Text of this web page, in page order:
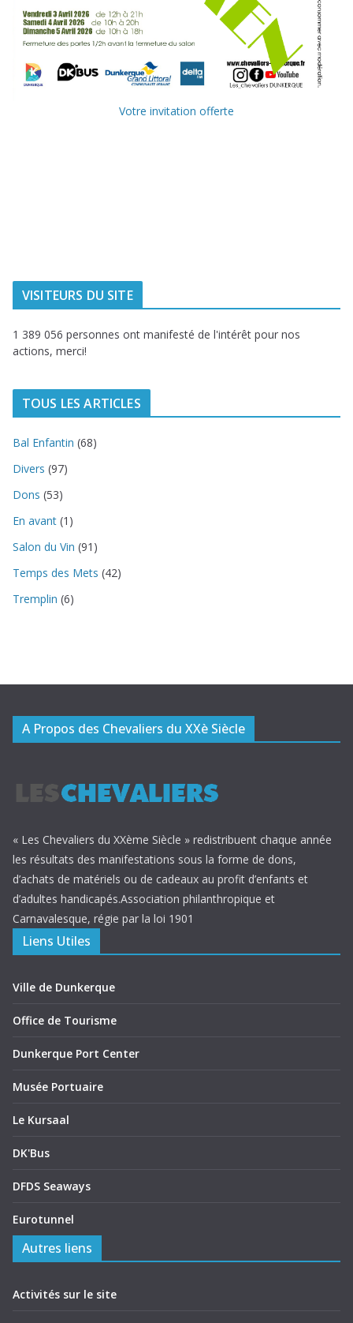
Votre invitation offerte
VISITEURS DU SITE
1 389 056 personnes ont manifesté de l'intérêt pour nos
actions, merci!
TOUS LES ARTICLES
Bal Enfantin (68)
Divers (97)
Dons (53)
En avant (1)
Salon du Vin (91)
Temps des Mets (42)
Tremplin (6)
A Propos des Chevaliers du XXè Siècle
« Les Chevaliers du XXème Siècle » redistribuent chaque année
les résultats des manifestations sous la forme de dons,
d’achats de matériels ou de cadeaux au profit d’enfants et
d’adultes handicapés.Association philanthropique et
Carnavalesque, régie par la loi 1901
Liens Utiles
Ville de Dunkerque
Office de Tourisme
Dunkerque Port Center
Musée Portuaire
Le Kursaal
DK'Bus
DFDS Seaways
Eurotunnel
Autres liens
Activités sur le site